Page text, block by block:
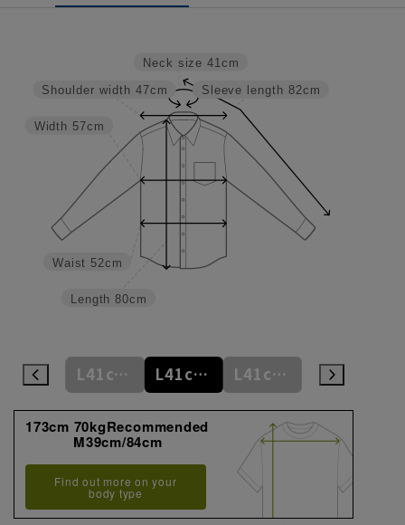
Sleeve length 82cm
Neck size 41cm
Length 80cm
Waist 52cm
Width 57cm
Shoulder width 47cm
L41cm/78cm L41cm/80cm L41cm/82cm L41cm/84cm
173cm 70kgRecommended
M39cm/84cm
Find out more on your
body type